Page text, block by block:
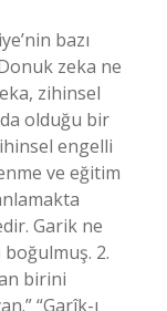
bazı
zeka ne
zihinsel
olduğu bir
engelli
ve eğitim
Garik ne
boğulmuş. 2.
birini
“Garîk-ı